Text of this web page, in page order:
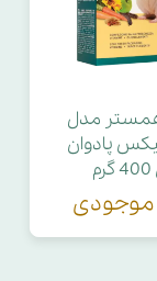
مدل
پادوان
موجودی